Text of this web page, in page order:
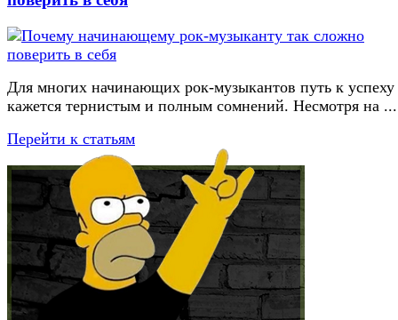
Для многих начинающих рок-музыкантов путь к успеху
кажется тернистым и полным сомнений. Несмотря на ...
Перейти к статьям